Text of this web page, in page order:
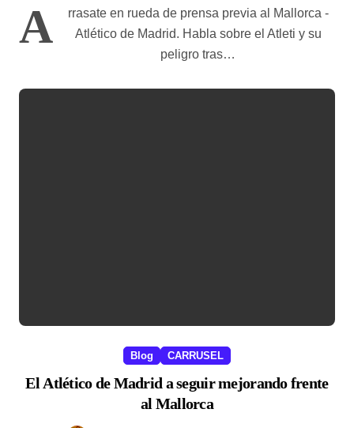
A
rrasate en rueda de prensa previa al Mallorca -
Atlético de Madrid. Habla sobre el Atleti y su
peligro tras…
Blog CARRUSEL
El Atlético de Madrid a seguir mejorando frente
al Mallorca